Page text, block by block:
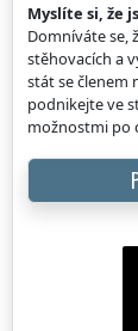
Myslíte si, že
Domníváte se,
stěhovacích a
stát se členem
podnikejte ve
možnostmi po